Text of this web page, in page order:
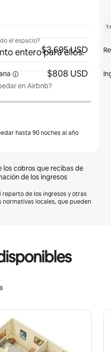
el espacio?
entero para ellos.
en Airbnb?
hasta 90 noches al año
los cobros que recibas de
de los ingresos
reparto de los ingresos y otras
normativas locales, que pueden
$3,695 USD
$808 USD
1